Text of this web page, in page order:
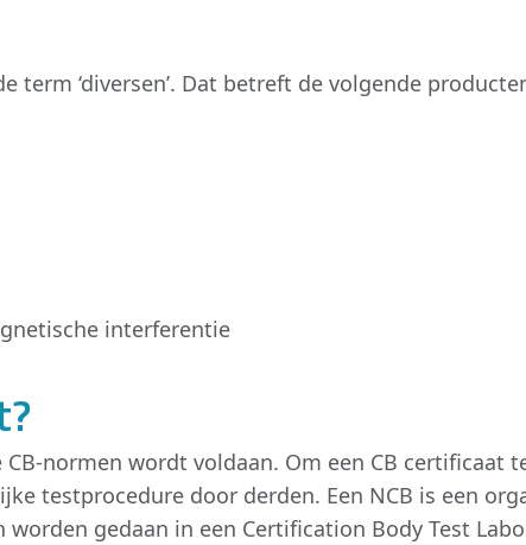
‘diversen’. Dat betreft de volgende
interferentie
normen wordt voldaan. Om een CB certificaat
testprocedure door derden. Een NCB is een
gedaan in een Certification Body Test